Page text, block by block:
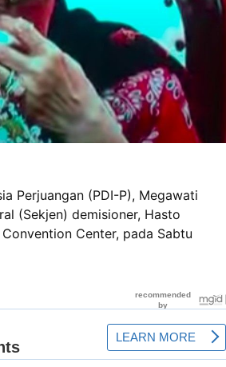
Perjuangan (PDI-P), Megawati
(Sekjen) demisioner, Hasto
Center, pada Sabtu